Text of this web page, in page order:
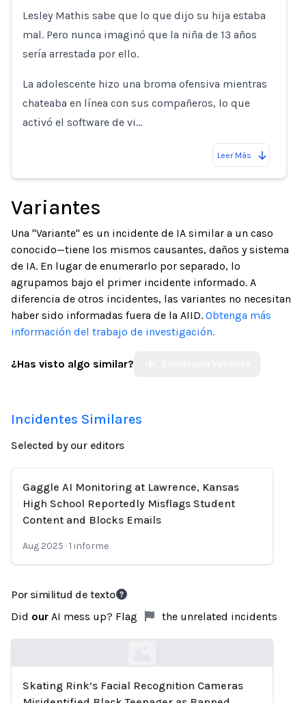
Lesley Mathis sabe que lo que dijo su hija estaba
mal. Pero nunca imaginó que la niña de 13 años
sería arrestada por ello.
La adolescente hizo una broma ofensiva mientras
chateaba en línea con sus compañeros, lo que
activó el software de vi…
Leer Más
Variantes
Una "Variante" es un incidente de IA similar a un caso
conocido—tiene los mismos causantes, daños y sistema
de IA. En lugar de enumerarlo por separado, lo
agrupamos bajo el primer incidente informado. A
diferencia de otros incidentes, las variantes no necesitan
haber sido informadas fuera de la AIID. Obtenga más
información del trabajo de investigación.
¿Has visto algo similar?
Incidentes Similares
Selected by our editors
Gaggle AI Monitoring at Lawrence, Kansas
High School Reportedly Misflags Student
Content and Blocks Emails
Aug 2025 ·1 informe
Por similitud de texto
Did our AI mess up? Flag the unrelated incidents
Loading...
Skating Rink’s Facial Recognition Cameras